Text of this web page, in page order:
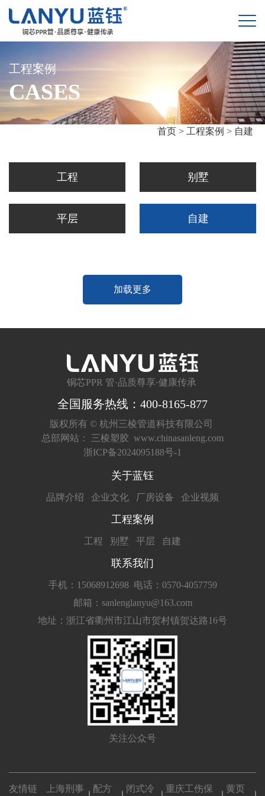
工程案例
CASES
首页 > 工程案例 > 自建
工程 别墅
平层 自建
加载更多
铜芯PPR 管·品质尊享·健康传承
全国服务热线：400-8165-877
版权所有 © 杭州三棱管道科技有限公司
总部网站： 三棱塑胶 www.chinasanleng.com
浙ICP备2024095188号-1
关于蓝钰
品牌介绍 企业文化 厂房设备 企业视频
工程案例
工程 别墅 平层 自建
联系我们
手机：15068912698 电话：0570-4057759
邮箱：sanlenglanyu@163.com
地址：浙江省衢州市江山市贺村镇贺达路16号
关注公众号
友情链 上海刑事 配方 闭式冷 重庆工伤保 黄页